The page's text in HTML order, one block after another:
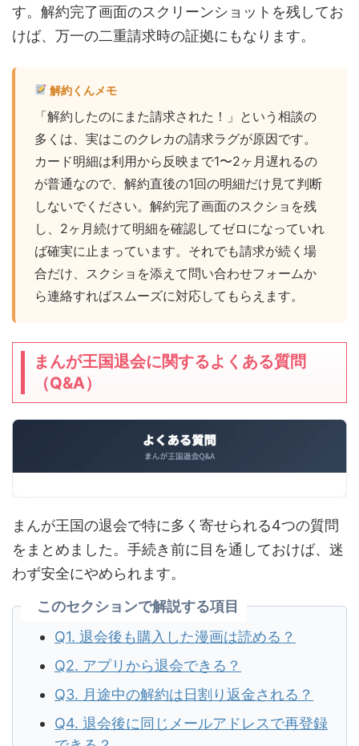
す。解約完了画面のスクリーンショットを残してお
けば、万一の二重請求時の証拠にもなります。
解約くんメモ
「解約したのにまた請求された！」という相談の
多くは、実はこのクレカの請求ラグが原因です。
カード明細は利用から反映まで1〜2ヶ月遅れるの
が普通なので、解約直後の1回の明細だけ見て判断
しないでください。解約完了画面のスクショを残
し、2ヶ月続けて明細を確認してゼロになっていれ
ば確実に止まっています。それでも請求が続く場
合だけ、スクショを添えて問い合わせフォームか
ら連絡すればスムーズに対応してもらえます。
まんが王国退会に関するよくある質問
（Q&A）
まんが王国の退会で特に多く寄せられる4つの質問
をまとめました。手続き前に目を通しておけば、迷
わず安全にやめられます。
このセクションで解説する項目
Q1. 退会後も購入した漫画は読める？
Q2. アプリから退会できる？
Q3. 月途中の解約は日割り返金される？
Q4. 退会後に同じメールアドレスで再登録